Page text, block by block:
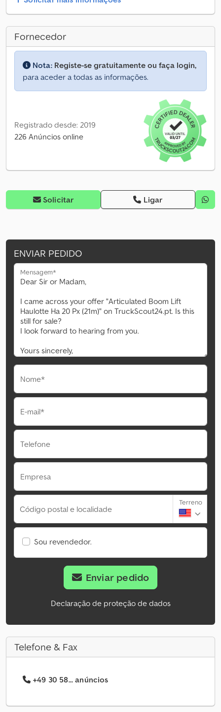
Fornecedor
Nota: Registe-se gratuitamente ou faça login,
para aceder a todas as informações.
Registrado desde: 2019
226 Anúncios online
Solicitar Ligar
ENVIAR PEDIDO
Mensagem*
Nome*
E-mail*
Telefone
Empresa
Código postal e localidade
Terreno
Sou revendedor.
Enviar pedido
Declaração de proteção de dados
Telefone & Fax
+49 30 58... anúncios